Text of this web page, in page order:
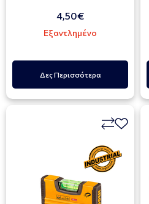
4,50€
Εξαντλημένο
Δες Περισσότερα